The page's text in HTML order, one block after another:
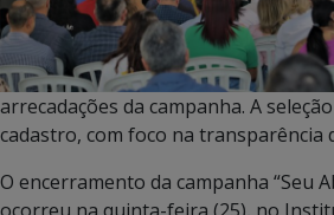
arrecadações da campanha. A
cadastro, com foco na transparência
O encerramento da campanha “Seu
ocorreu na quinta-feira (25), no